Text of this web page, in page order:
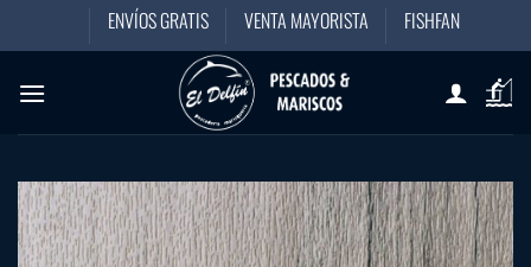
ENVÍOS GRATIS VENTA MAYORISTA FISHFAN